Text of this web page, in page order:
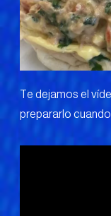
Te dejamos el
prepararlo cuando